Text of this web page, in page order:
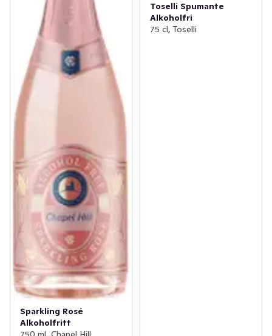
Sparkling Rosé
Alkoholfritt
Toselli Spumante
Alkoholfri
75 cl, Toselli